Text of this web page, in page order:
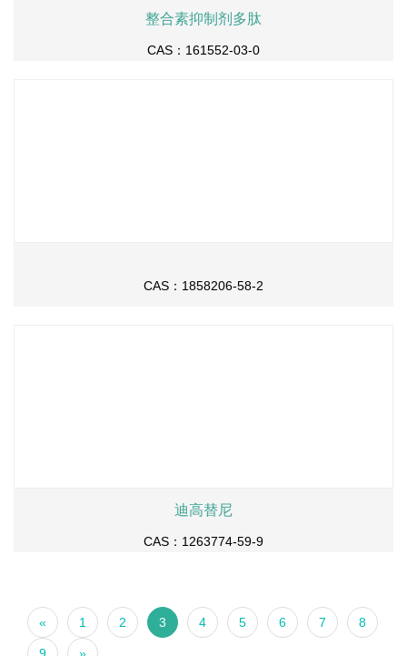
整合素抑制剂多肽
CAS：161552-03-0
CAS：1858206-58-2
迪高替尼
CAS：1263774-59-9
« 1 2 3 4 5 6 7 8